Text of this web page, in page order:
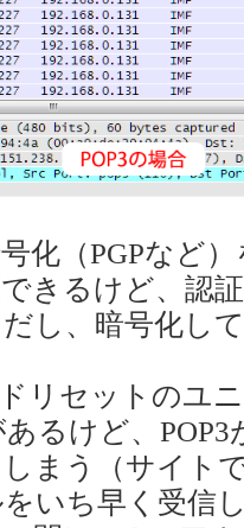
化（PGPなど
きるけど、認
だし、暗号化し
リセットのユ
るけど、
まう（サイト
いち早く受信